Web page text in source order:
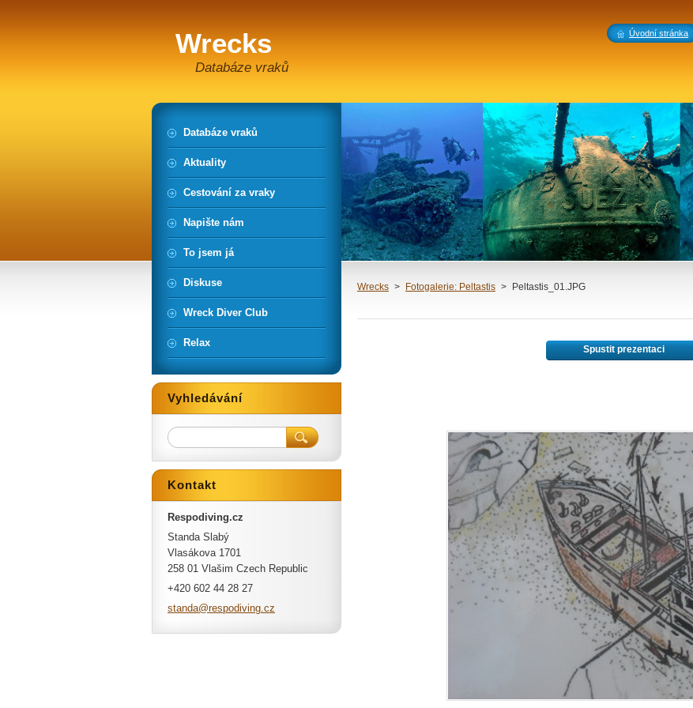
Wrecks
Databáze vraků
Wrecks > Fotogalerie: Peltastis > Peltastis_01.JPG
Spustit prezentaci
Databáze vraků
Aktuality
Cestování za vraky
Napište nám
To jsem já
Diskuse
Wreck Diver Club
Relax
Vyhledávání
Kontakt
Respodiving.cz
Standa Slabý
Vlasákova 1701
258 01 Vlašim Czech Republic
+420 602 44 28 27
standa@respodiving.cz
Úvodní stránka